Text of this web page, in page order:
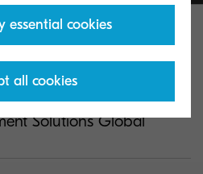
Solutions Global
essential cookies
all cookies